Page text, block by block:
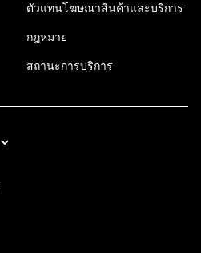
ตัวแทนโฆษณาสินค้าและบริการ
กฎหมาย
สถานะการบริการ